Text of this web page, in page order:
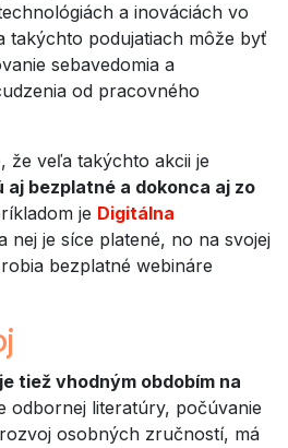
a inováciách vo
takýchto podujatiach môže byť
sebavedomia a
od pracovného
že veľa takýchto akcii je
aj bezplatné a dokonca aj zo
je Digitálna
nej je síce platené, no na svojej
bezplatné webináre
tiež vhodným obdobím na
odbornej literatúry, počúvanie
osobných zručností, má